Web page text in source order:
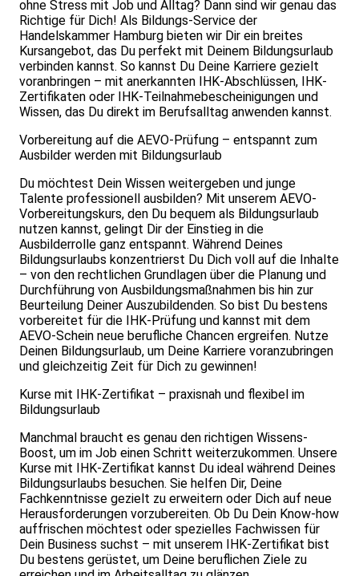
ohne Stress mit Job und Alltag? Dann sind wir genau das
Richtige für Dich! Als Bildungs-Service der
Handelskammer Hamburg bieten wir Dir ein breites
Kursangebot, das Du perfekt mit Deinem Bildungsurlaub
verbinden kannst. So kannst Du Deine Karriere gezielt
voranbringen – mit anerkannten IHK-Abschlüssen, IHK-
Zertifikaten oder IHK-Teilnahmebescheinigungen und
Wissen, das Du direkt im Berufsalltag anwenden kannst.
Vorbereitung auf die AEVO-Prüfung – entspannt zum
Ausbilder werden mit Bildungsurlaub
Du möchtest Dein Wissen weitergeben und junge
Talente professionell ausbilden? Mit unserem AEVO-
Vorbereitungskurs, den Du bequem als Bildungsurlaub
nutzen kannst, gelingt Dir der Einstieg in die
Ausbilderrolle ganz entspannt. Während Deines
Bildungsurlaubs konzentrierst Du Dich voll auf die Inhalte
– von den rechtlichen Grundlagen über die Planung und
Durchführung von Ausbildungsmaßnahmen bis hin zur
Beurteilung Deiner Auszubildenden. So bist Du bestens
vorbereitet für die IHK-Prüfung und kannst mit dem
AEVO-Schein neue berufliche Chancen ergreifen. Nutze
Deinen Bildungsurlaub, um Deine Karriere voranzubringen
und gleichzeitig Zeit für Dich zu gewinnen!
Kurse mit IHK-Zertifikat – praxisnah und flexibel im
Bildungsurlaub
Manchmal braucht es genau den richtigen Wissens-
Boost, um im Job einen Schritt weiterzukommen. Unsere
Kurse mit IHK-Zertifikat kannst Du ideal während Deines
Bildungsurlaubs besuchen. Sie helfen Dir, Deine
Fachkenntnisse gezielt zu erweitern oder Dich auf neue
Herausforderungen vorzubereiten. Ob Du Dein Know-how
auffrischen möchtest oder spezielles Fachwissen für
Dein Business suchst – mit unserem IHK-Zertifikat bist
Du bestens gerüstet, um Deine beruflichen Ziele zu